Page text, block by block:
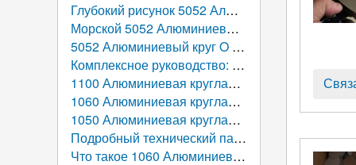
Глубокий рисунок 5052 Алюминиевый круг
Морской 5052 Алюминиевый круг
5052 Алюминиевый круг O Temper 1,2 мм для кастрюль
Комплексное руководство: Горячекатаные алюминиевые диски по индивидуальному заказу
1100 Алюминиевая круглая посуда: Полное руководство от атомной структуры к глобальной таблице
1060 Алюминиевая круглая посуда: Полное руководство по производительности, Производство, и приложения
1050 Алюминиевая круглая посуда: Решение из алюминия высокой чистоты для современного производства кухонной утвари
Подробный технический паспорт: 1050 Алюминиевый круг
Что такое 1060 Алюминиевый круг/диск, используемый для?